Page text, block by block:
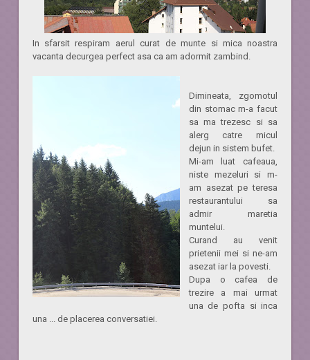
In sfarsit respiram aerul curat de munte si mica noastra
vacanta decurgea perfect asa ca am adormit zambind.
Dimineata, zgomotul
din stomac m-a facut
sa ma trezesc si sa
alerg catre micul
dejun in sistem bufet.
Mi-am luat cafeaua,
niste mezeluri si m-
am asezat pe teresa
restaurantului sa
admir maretia
muntelui.
Curand au venit
prietenii mei si ne-am
asezat iar la povesti.
Dupa o cafea de
trezire a mai urmat
una de pofta si inca
una ... de placerea conversatiei.